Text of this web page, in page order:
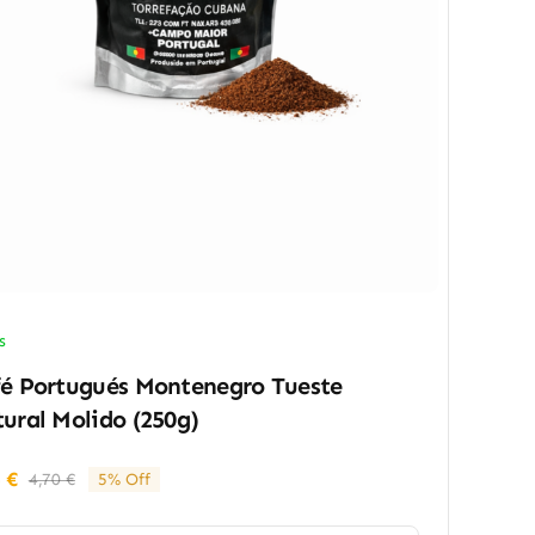
Portugués Montenegro Tueste
Molido (250g)
4,70€El
€
El
5% Off